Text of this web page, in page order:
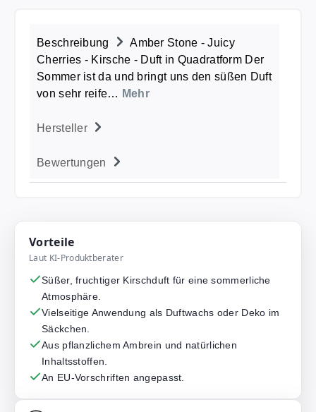
Beschreibung
Amber Stone - Juicy
Cherries - Kirsche - Duft in Quadratform Der
Sommer ist da und bringt uns den süßen Duft
von sehr reife… Mehr
Hersteller
Bewertungen
Vorteile
Laut KI-Produktberater
Süßer, fruchtiger Kirschduft für eine sommerliche
Atmosphäre.
Vielseitige Anwendung als Duftwachs oder Deko im
Säckchen.
Aus pflanzlichem Ambrein und natürlichen
Inhaltsstoffen.
An EU-Vorschriften angepasst.